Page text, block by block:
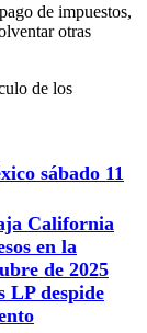
de impuestos,
otras
de los
sábado 11
California
en la
de 2025
LP despide